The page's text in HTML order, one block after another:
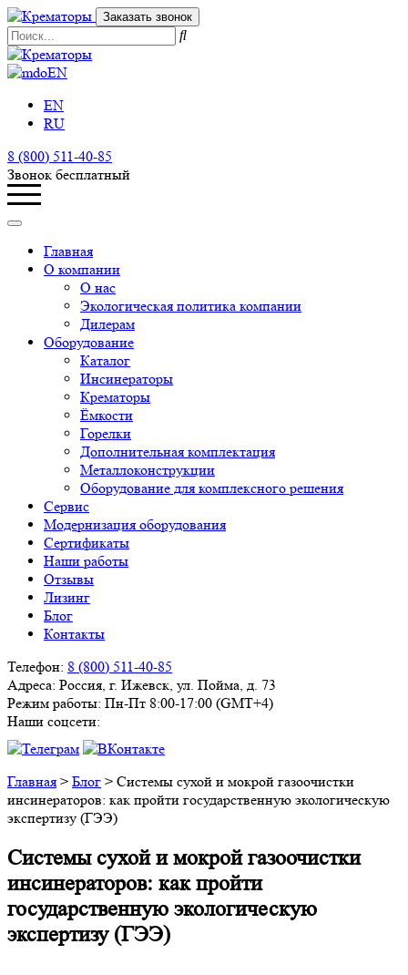
Заказать звонок
EN
EN
RU
8 (800) 511-40-85
Звонок бесплатный
Главная
О компании
О нас
Экологическая политика компании
Дилерам
Оборудование
Каталог
Инсинераторы
Крематоры
Ёмкости
Горелки
Дополнительная комплектация
Металлоконструкции
Оборудование для комплексного решения
Сервис
Модернизация оборудования
Сертификаты
Наши работы
Отзывы
Лизинг
Блог
Контакты
Телефон: 8 (800) 511-40-85
Адреса: Россия, г. Ижевск, ул. Пойма, д. 73
Режим работы: Пн-Пт 8:00-17:00 (GMT+4)
Наши соцсети:
Главная > Блог > Системы сухой и мокрой газоочистки
инсинераторов: как пройти государственную экологическую
экспертизу (ГЭЭ)
Системы сухой и мокрой газоочистки
инсинераторов: как пройти
государственную экологическую
экспертизу (ГЭЭ)